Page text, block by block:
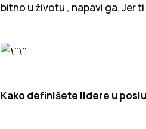
bitno u životu , napavi ga. Jer
Kako definišete lidere u